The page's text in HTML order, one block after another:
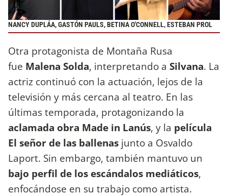
NANCY DUPLÁA, GASTÓN PAULS, BETINA O'CONNELL, ESTEBAN PROL
Otra protagonista de Montaña Rusa
fue Malena Solda, interpretando a Silvana. La
actriz continuó con la actuación, lejos de la
televisión y más cercana al teatro. En las
últimas temporada, protagonizando la
aclamada obra Made in Lanús, y la película
El señor de las ballenas junto a Osvaldo
Laport. Sin embargo, también mantuvo un
bajo perfil de los escándalos mediáticos,
enfocándose en su trabajo como artista.